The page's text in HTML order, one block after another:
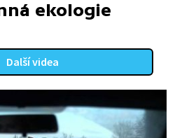
ekologie
Další videa